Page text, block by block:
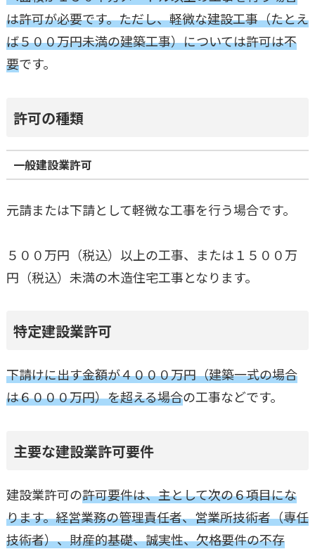
は許可が必要です。ただし、軽微な建設工事（たとえ
ば５００万円未満の建築工事）については許可は不
要です。
許可の種類
一般建設業許可
元請または下請として軽微な工事を行う場合です。
５００万円（税込）以上の工事、または１５００万
円（税込）未満の木造住宅工事となります。
特定建設業許可
下請けに出す金額が４０００万円（建築一式の場合
は６０００万円）を超える場合の工事などです。
主要な建設業許可要件
建設業許可の許可要件は、主として次の６項目にな
ります。経営業務の管理責任者、営業所技術者（専任
技術者）、財産的基礎、誠実性、欠格要件の不存